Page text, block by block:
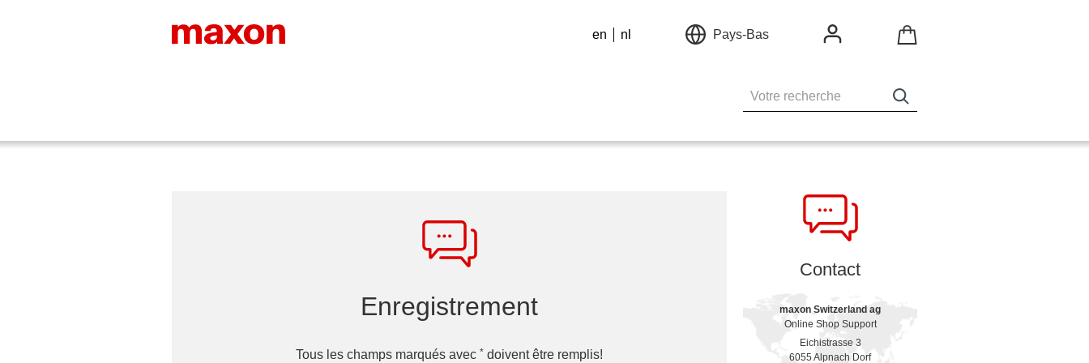
en nl Pays-Bas
Enregistrement
Tous les champs marqués avec * doivent être remplis!
Contact
maxon Switzerland ag
Online Shop Support
Eichistrasse 3
6055 Alpnach Dorf